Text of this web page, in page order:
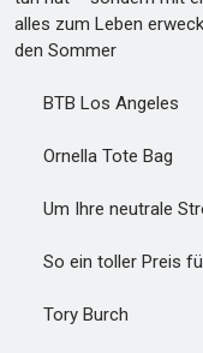
alles zum Leben
den Sommer
BTB Los Angeles
Ornella Tote Bag
Um Ihre neutrale
So ein toller Preis
Tory Burch